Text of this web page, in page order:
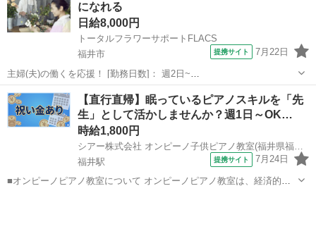
や体調不...
になれる
日給8,000円
トータルフラワーサポートFLACS
福井市
提携サイト 7月22日
主婦(夫)の働くを応援！ [勤務日数]： 週2日~
10:00~14:00/10:00~17:00/13:00~18:00/13:00~20:00/16:00~21:00 月/
火/水/木/金/土/日 などから選べます [...
福井 福井市 その他
【直行直帰】眠っているピアノスキルを「先
生」として活かしませんか？週1日～OK…
時給1,800円
シアー株式会社 オンピーノ子供ピアノ教室(福井県福井市)
福井駅
提携サイト 7月24日
■オンピーノピアノ教室について オンピーノピアノ教室は、経済的な